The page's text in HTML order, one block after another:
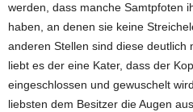
werden, dass manche Samtpfoten
haben, an denen sie keine
anderen Stellen sind diese deutlich
liebt es der eine Kater, dass der
eingeschlossen und gewuschelt
liebsten dem Besitzer die Augen